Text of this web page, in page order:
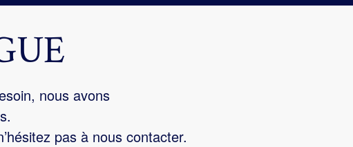
nous avons
pas à nous contacter.